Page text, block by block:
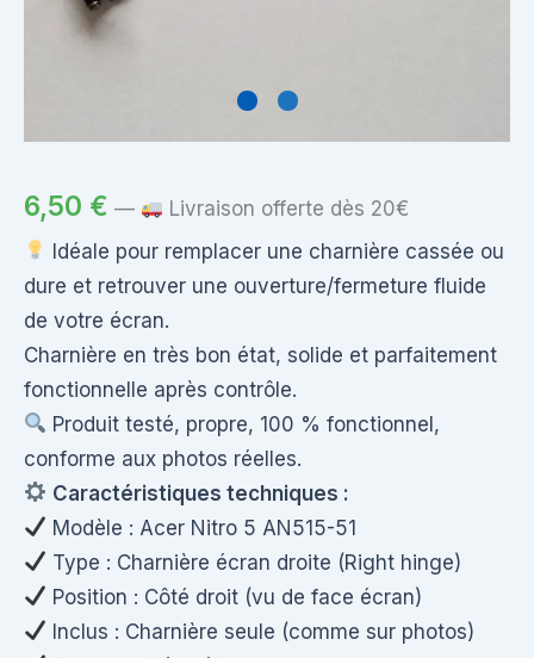
6,50 € —
Livraison offerte dès 20€
Idéale pour remplacer une charnière cassée ou
dure et retrouver une ouverture/fermeture fluide
de votre écran.
Charnière en très bon état, solide et parfaitement
fonctionnelle après contrôle.
Produit testé, propre, 100 % fonctionnel,
conforme aux photos réelles.
Caractéristiques techniques :
Modèle : Acer Nitro 5 AN515-51
Type : Charnière écran droite (Right hinge)
Position : Côté droit (vu de face écran)
Inclus : Charnière seule (comme sur photos)